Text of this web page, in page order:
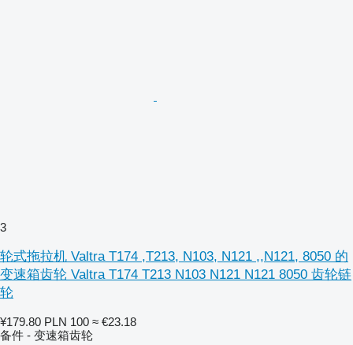
3
轮式拖拉机 Valtra T174 ,T213, N103, N121 ,,N121, 8050 的
变速箱齿轮 Valtra T174 T213 N103 N121 N121 8050 齿轮链
轮
¥179.80 PLN 100 ≈ €23.18
备件 - 变速箱齿轮